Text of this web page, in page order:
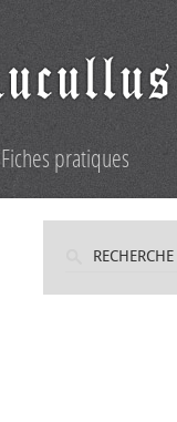
Fiches pratiques